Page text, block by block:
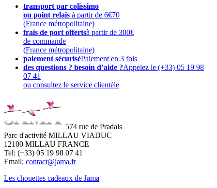
transport par colissimo
ou point relais à partir de 6€70
(France métropolitaine)
frais de port offertsà partir de 300€
de commande
(France métropolitaine)
paiement sécuriséPaiement en 3 fois
des questions ? besoin d’aide ?Appelez le (+33) 05 19 98
07 41
ou consultez le service clientèle
574 rue de Pradals
Parc d'activité MILLAU VIADUC
12100 MILLAU FRANCE
Tel: (+33) 05 19 98 07 41
Email: contact@jama.fr
Les chouettes cadeaux de Jama